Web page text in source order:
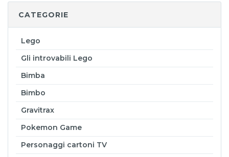
CATEGORIE
Lego
Gli introvabili Lego
Bimba
Bimbo
Gravitrax
Pokemon Game
Personaggi cartoni TV